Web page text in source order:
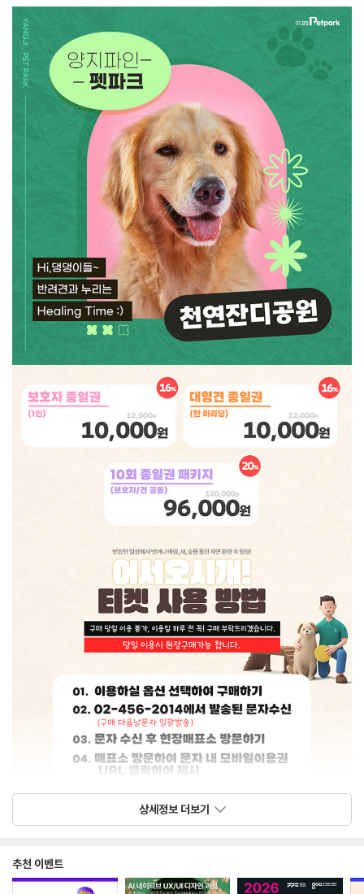
상세정보 더보기
추천 이벤트